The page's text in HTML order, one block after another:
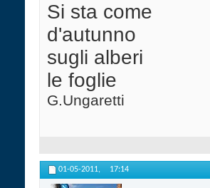
Si sta come
d'autunno
sugli alberi
le foglie
G.Ungaretti
01-05-2011, 17:14